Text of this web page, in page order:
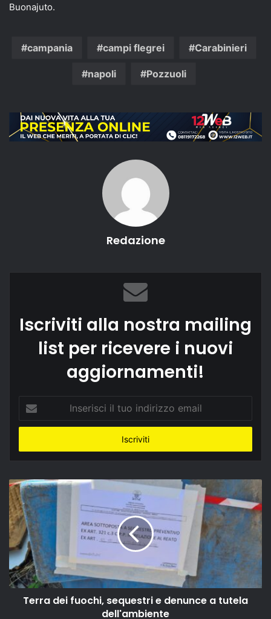
Buonajuto.
campania campi flegrei Carabinieri
napoli Pozzuoli
Redazione
Iscriviti alla nostra mailing
list per ricevere i nuovi
aggiornamenti!
tuo
email
Terra dei fuochi, sequestri e denunce a tutela
dell'ambiente